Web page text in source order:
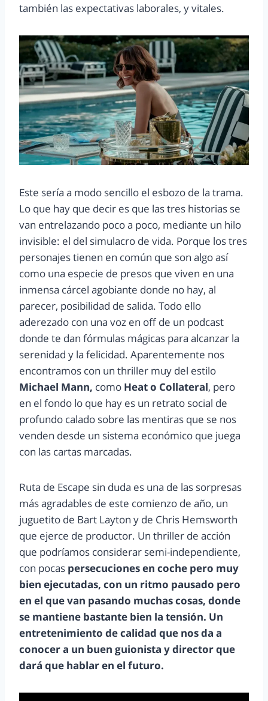
también las expectativas laborales, y vitales.
Este sería a modo sencillo el esbozo de la trama.
Lo que hay que decir es que las tres historias se
van entrelazando poco a poco, mediante un hilo
invisible: el del simulacro de vida. Porque los tres
personajes tienen en común que son algo así
como una especie de presos que viven en una
inmensa cárcel agobiante donde no hay, al
parecer, posibilidad de salida. Todo ello
aderezado con una voz en off de un podcast
donde te dan fórmulas mágicas para alcanzar la
serenidad y la felicidad. Aparentemente nos
encontramos con un thriller muy del estilo
Michael Mann, como Heat o Collateral, pero
en el fondo lo que hay es un retrato social de
profundo calado sobre las mentiras que se nos
venden desde un sistema económico que juega
con las cartas marcadas.
Ruta de Escape sin duda es una de las sorpresas
más agradables de este comienzo de año, un
juguetito de Bart Layton y de Chris Hemsworth
que ejerce de productor. Un thriller de acción
que podríamos considerar semi-independiente,
con pocas persecuciones en coche pero muy
bien ejecutadas, con un ritmo pausado pero
en el que van pasando muchas cosas, donde
se mantiene bastante bien la tensión. Un
entretenimiento de calidad que nos da a
conocer a un buen guionista y director que
dará que hablar en el futuro.